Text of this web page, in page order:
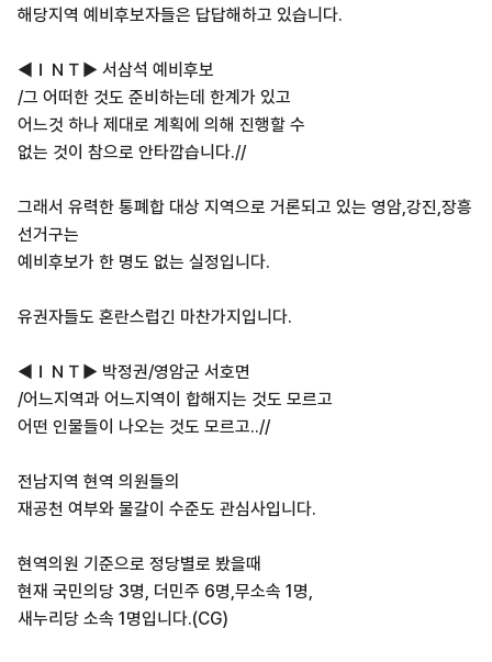
해당지역 예비후보자들은 답답해하고 있습니다.
◀ＩＮＴ▶ 서삼석 예비후보
/그 어떠한 것도 준비하는데 한계가 있고
어느것 하나 제대로 계획에 의해 진행할 수
없는 것이 참으로 안타깝습니다.//
그래서 유력한 통폐합 대상 지역으로 거론되고 있는 영암,강진,장흥
선거구는
예비후보가 한 명도 없는 실정입니다.
유권자들도 혼란스럽긴 마찬가지입니다.
◀ＩＮＴ▶ 박정권/영암군 서호면
/어느지역과 어느지역이 합해지는 것도 모르고
어떤 인물들이 나오는 것도 모르고..//
전남지역 현역 의원들의
재공천 여부와 물갈이 수준도 관심사입니다.
현역의원 기준으로 정당별로 봤을때
현재 국민의당 3명, 더민주 6명,무소속 1명,
새누리당 소속 1명입니다.(CG)